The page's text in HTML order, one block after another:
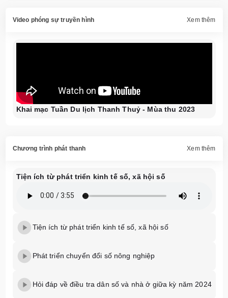
Video phóng sự truyền hình Xem thêm
Khai mạc Tuần Du lịch Thanh Thuỷ - Mùa thu 2023
Chương trình phát thanh Xem thêm
Tiện ích từ phát triển kinh tế số, xã hội số
Tiện ích từ phát triển kinh tế số, xã hội số
Phát triển chuyển đổi số nông nghiệp
Hỏi đáp về điều tra dân số và nhà ở giữa kỳ năm 2024